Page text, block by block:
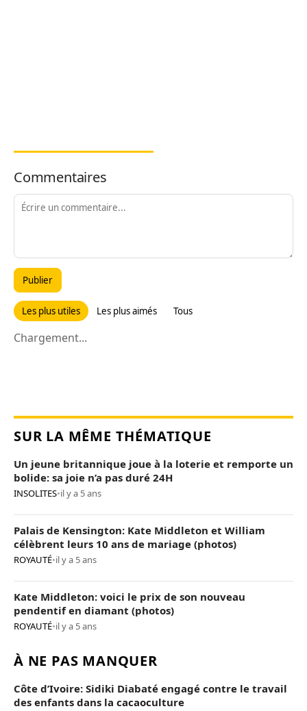
Commentaires
Publier
Les plus utiles Les plus aimés Tous
Chargement...
SUR LA MÊME THÉMATIQUE
Un jeune britannique joue à la loterie et remporte un
bolide: sa joie n’a pas duré 24H
INSOLITES•il y a 5 ans
Palais de Kensington: Kate Middleton et William
célèbrent leurs 10 ans de mariage (photos)
ROYAUTÉ•il y a 5 ans
Kate Middleton: voici le prix de son nouveau
pendentif en diamant (photos)
ROYAUTÉ•il y a 5 ans
À NE PAS MANQUER
Côte d’Ivoire: Sidiki Diabaté engagé contre le travail
des enfants dans la cacaoculture